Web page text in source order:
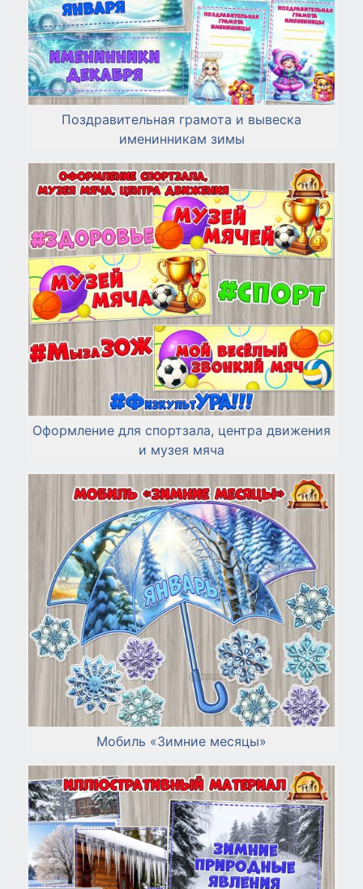
Поздравительная грамота и вывеска
именинникам зимы
Оформление для спортзала, центра движения
и музея мяча
Мобиль «Зимние месяцы»